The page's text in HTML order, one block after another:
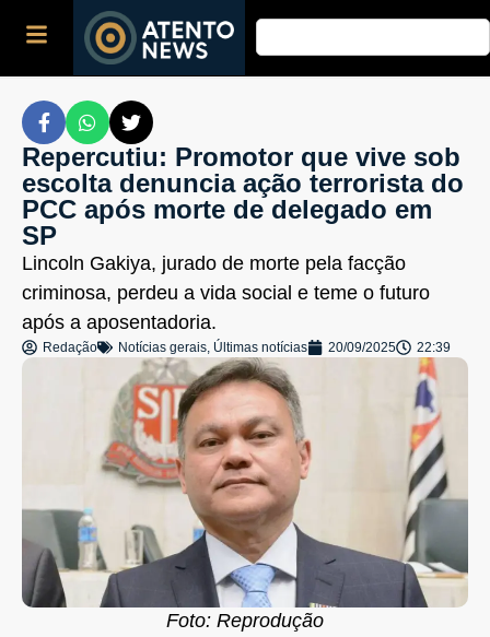
Repercutiu: Promotor que vive sob
escolta denuncia ação terrorista do
PCC após morte de delegado em
SP
Lincoln Gakiya, jurado de morte pela facção
criminosa, perdeu a vida social e teme o futuro
após a aposentadoria.
Redação Notícias gerais, Últimas notícias 20/09/2025 22:39
Foto: Reprodução